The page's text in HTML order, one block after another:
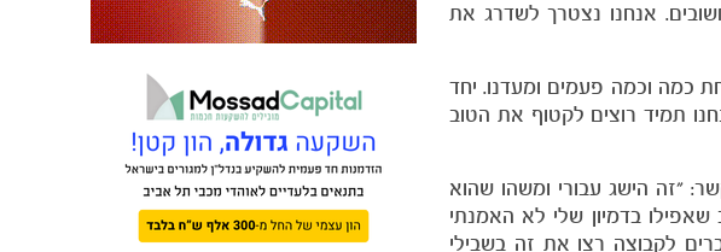
אנחנו נצטרך לשדרג את
כמה וכמה פעמים ומעדנו. יחד
תמיד רוצים לקטוף את הטוב
"זה הישג עבורי ומשהו שהוא
בדמיון שלי לא האמנתי
לקבוצה רצו את זה בשבילי